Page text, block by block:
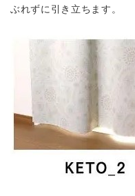
ぶれずに引き立ちます。